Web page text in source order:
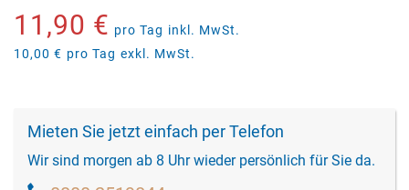
11,90 € pro Tag inkl. MwSt.
10,00 € pro Tag exkl. MwSt.
Mieten Sie jetzt einfach per Telefon
Wir sind morgen ab 8 Uhr wieder persönlich für Sie da.